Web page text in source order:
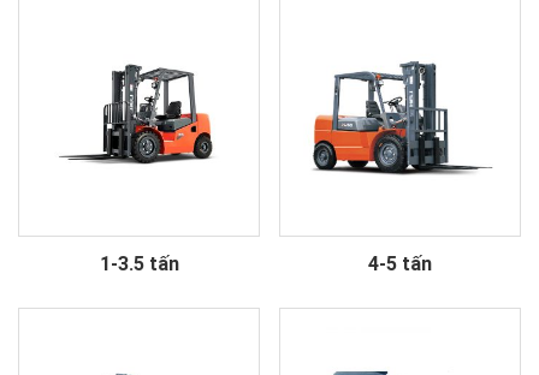
1-3.5 tấn 4-5 tấn